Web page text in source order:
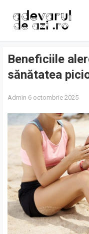
Beneficiile
sănătatea
Admin 6 octombrie 2025